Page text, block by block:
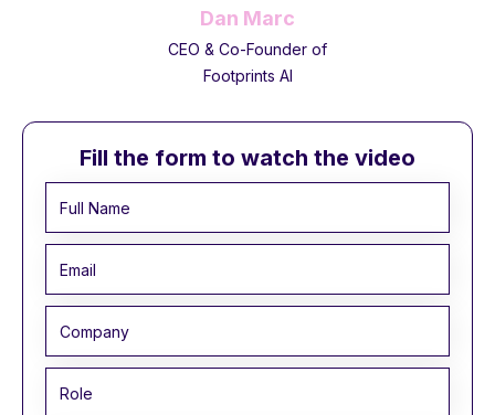
Dan Marc
CEO & Co-Founder of
Footprints AI
Fill the form to watch the video